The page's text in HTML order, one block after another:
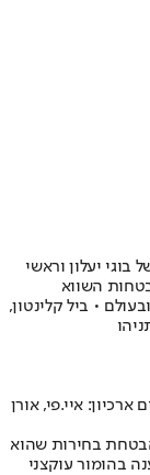
יעלון וראשי
השווא
• ביל קלינטון,
איי.פי, אורן
בחירות שהוא
בהומור עוקצני